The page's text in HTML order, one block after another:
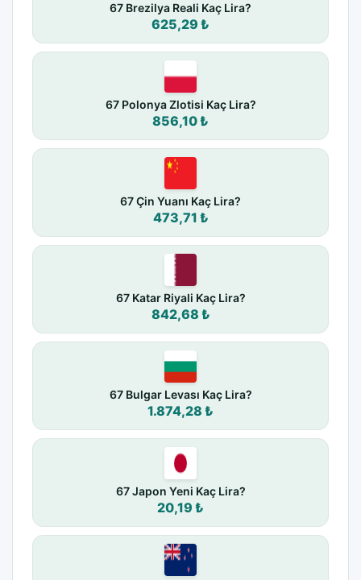
67 Brezilya Reali Kaç Lira?
625,29 ₺
67 Polonya Zlotisi Kaç Lira?
856,10 ₺
67 Çin Yuanı Kaç Lira?
473,71 ₺
67 Katar Riyali Kaç Lira?
842,68 ₺
67 Bulgar Levası Kaç Lira?
1.874,28 ₺
67 Japon Yeni Kaç Lira?
20,19 ₺